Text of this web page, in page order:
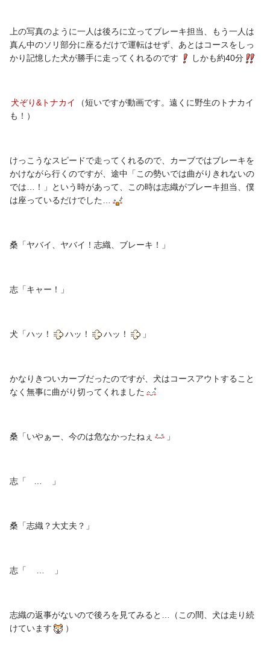
上の写真のように一人は後ろに立ってブレーキ担当、もう一人は
真ん中のソリ部分に座るだけで運転はせず、あとはコースをしっ
かり記憶した犬が勝手に走ってくれるのです
しかも約40分
犬ぞり&トナカイ
（短いですが動画です。遠くに野生のトナカイ
も！）
けっこうなスピードで走ってくれるので、カーブではブレーキを
かけながら行くのですが、途中「この勢いでは曲がりきれないの
では…！」という時があって、この時は志織がブレーキ担当、僕
は座っているだけでした…
桑「ヤバイ、ヤバイ！志織、ブレーキ！」
志「キャー！」
犬「ハッ！ ハッ！ ハッ！ 」
かなりきついカーブだったのですが、犬はコースアウトすること
なく無事に曲がり切ってくれました
桑「いやぁー、今のは危なかったねぇ 」
志「 … 」
桑「志織？大丈夫？」
志「 … 」
志織の返事がないので後ろを見てみると…（この間、犬は走り続
けています
）